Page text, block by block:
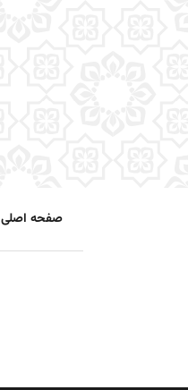
صفحه اصلی